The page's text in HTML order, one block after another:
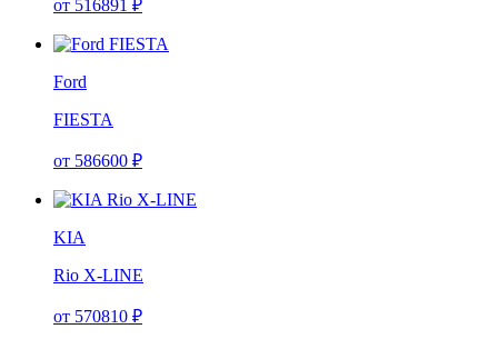
от 516891 ₽
Ford
FIESTA
от 586600 ₽
KIA
Rio X-LINE
от 570810 ₽